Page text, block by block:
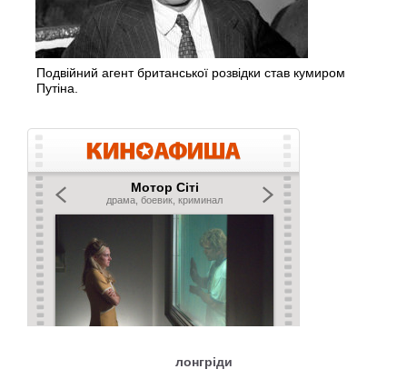
Подвійний агент британської розвідки став кумиром
Путіна.
лонгріди